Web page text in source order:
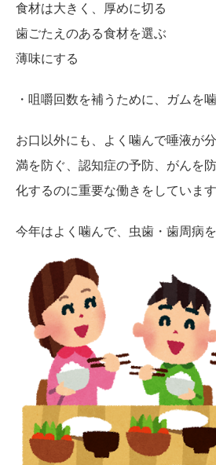
食材は大きく、厚めに切る
歯ごたえのある食材を選ぶ
薄味にする
・咀嚼回数を補うために、ガムを
お口以外にも、よく噛んで唾液が
満を防ぐ、認知症の予防、がんを
化するのに重要な働きをしています
今年はよく噛んで、虫歯・歯周病